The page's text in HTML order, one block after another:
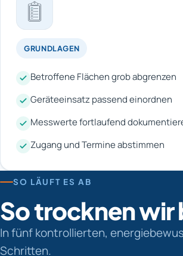
GRUNDLAGEN
Betroffene Flächen grob abgrenzen
Geräteeinsatz passend einordnen
Messwerte fortlaufend
Zugang und Termine abstimmen
SO LÄUFT ES AB
So trocknen wir
In fünf kontrollierten,
Schritten.